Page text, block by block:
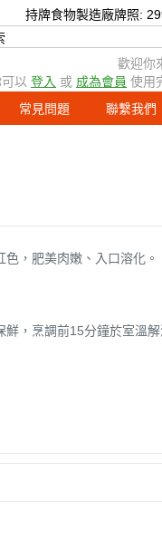
持牌食物製造廠牌照:
歡迎你
以 登入 或 成為會員 使用
常見問題 聯繫我們
，肥美肉嫩、入口溶化。
，烹調前15分鐘於室溫